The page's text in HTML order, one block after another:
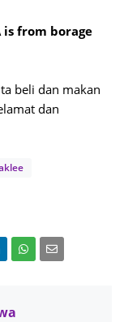
from borage
beli dan makan
dan